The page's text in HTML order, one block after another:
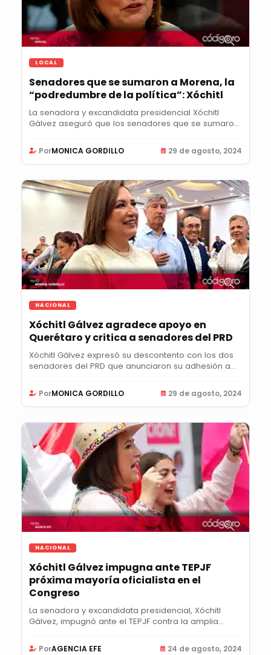
LOCAL
Senadores que se sumaron a Morena, la
“podredumbre de la política”: Xóchitl
La senadora y excandidata presidencial Xóchitl
Gálvez aseguró que los senadores que se sumaron
PorMONICA GORDILLO 29 de agosto, 2024
NACIONAL
Xóchitl Gálvez agradece apoyo en
Querétaro y critica a senadores del PRD
Xóchitl Gálvez expresó su descontento con los dos
senadores del PRD que anunciaron su adhesión a...
PorMONICA GORDILLO 29 de agosto, 2024
NACIONAL
Xóchitl Gálvez impugna ante TEPJF
próxima mayoría oficialista en el
Congreso
La senadora y excandidata presidencial, Xóchitl
Gálvez, impugnó ante el TEPJF contra la amplia...
PorAGENCIA EFE 24 de agosto, 2024